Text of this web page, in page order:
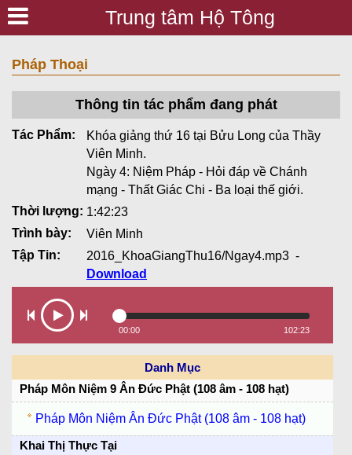
Trung tâm Hộ Tông
Pháp Thoại
Thông tin tác phẩm đang phát
Tác Phẩm:
Khóa giảng thứ 16 tại Bửu Long của Thầy
Viên Minh.
Ngày 4: Niệm Pháp - Hỏi đáp về Chánh
mạng - Thất Giác Chi - Ba loại thế giới.
Thời lượng: 1:42:23
Trình bày:
Viên Minh
Tập Tin:
2016_KhoaGiangThu16/Ngay4.mp3 -
Download
00:00 102:23
Danh Mục
Pháp Môn Niệm 9 Ân Đức Phật (108 âm - 108 hạt)
Pháp Môn Niệm Ân Đức Phật (108 âm - 108 hạt)
Khai Thị Thực Tại